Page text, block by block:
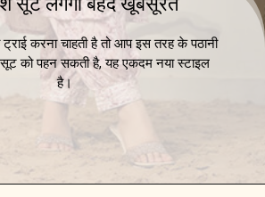
करना चाहती है तो आप इस तरह के पठानी
को पहन सकती है, यह एकदम नया स्टाइल
है।